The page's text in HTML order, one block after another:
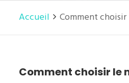
Accueil Comment
Comment choisir le